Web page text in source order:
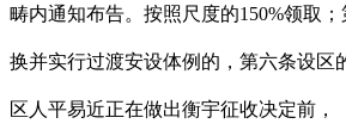
畴内通知布告。按照尺度的150%领取
换并实行过渡安设体例的，第六条设区
区人平易近正在做出衡宇征收决定前，